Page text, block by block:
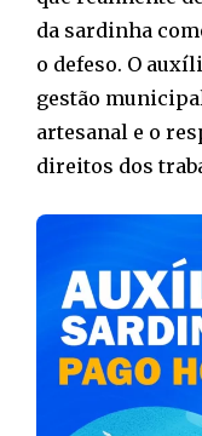
da sardinha
o defeso. O
gestão
artesanal e o
direitos dos